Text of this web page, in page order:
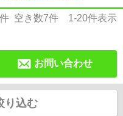
件 空き数7件 1-20件表示
お問い合わせ
り込む